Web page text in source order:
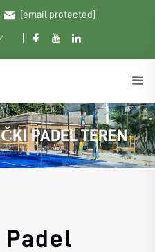
[email protected]
PADEL TEREN